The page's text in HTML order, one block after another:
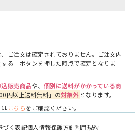
ご注文は確定されておりません。ご注文内
る」ボタンを押した時点で確定となりま
販売商品や、 個別に送料がかかっている商
円以上送料無料」の対象外 となります。
こちらをご確認ください。
づく表記個人情報保護方針利用規約